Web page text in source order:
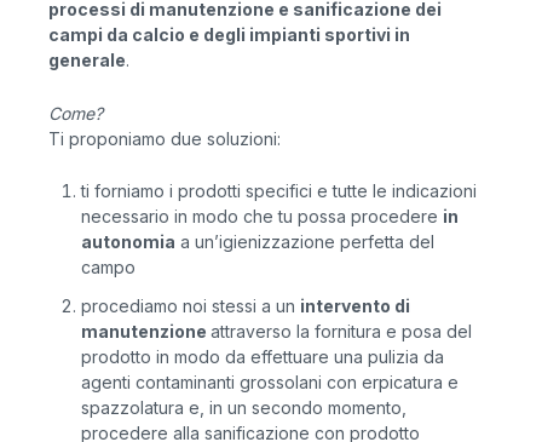
processi di manutenzione e sanificazione dei
campi da calcio e degli impianti sportivi in
generale.
Come?
Ti proponiamo due soluzioni:
ti forniamo i prodotti specifici e tutte le indicazioni
necessario in modo che tu possa procedere in
autonomia a un’igienizzazione perfetta del
campo
procediamo noi stessi a un intervento di
manutenzione attraverso la fornitura e posa del
prodotto in modo da effettuare una pulizia da
agenti contaminanti grossolani con erpicatura e
spazzolatura e, in un secondo momento,
procedere alla sanificazione con prodotto